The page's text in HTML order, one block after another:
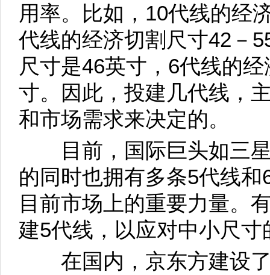
用率。比如，10代线的经
代线的经济切割尺寸42－
尺寸是46英寸，6代线的
寸。因此，投建几代线，
和市场需求来决定的。
目前，国际巨头如三星
的同时也拥有多条5代线
目前市场上的重要力量。
建5代线，以应对中小尺
在国内，京东方建设了